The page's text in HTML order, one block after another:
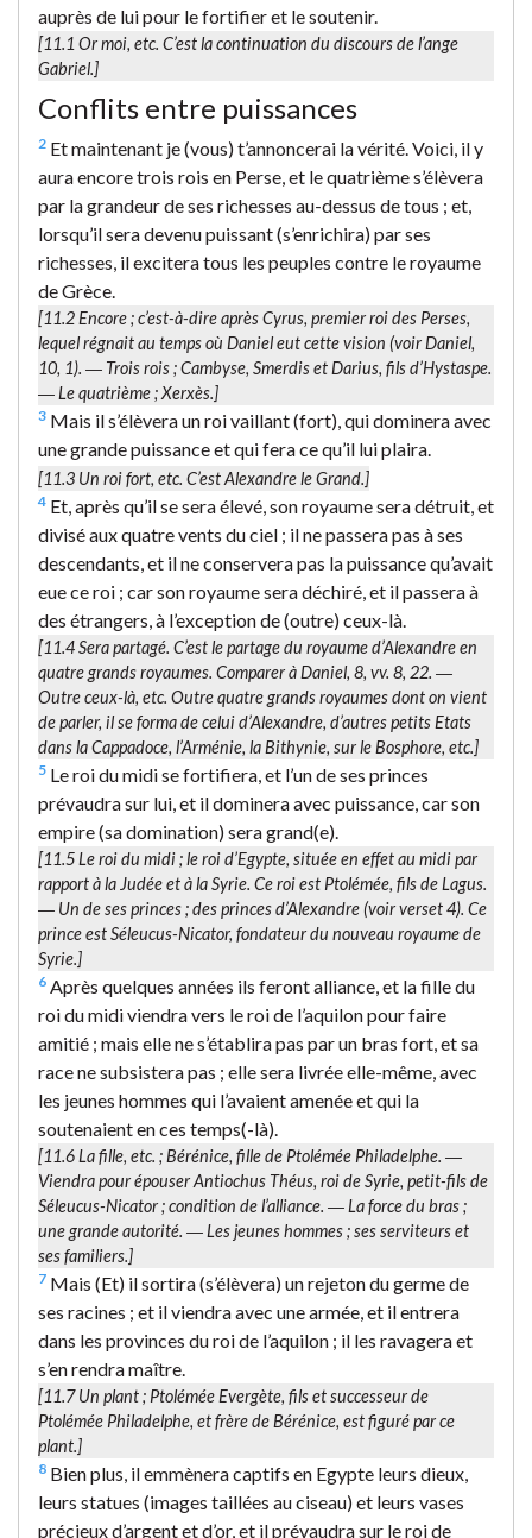
auprès de lui pour le fortifier et le soutenir.
[11.1 Or moi, etc. C’est la continuation du discours de l’ange
Gabriel.]
Conflits entre puissances
2 Et maintenant je (vous) t’annoncerai la vérité. Voici, il y
aura encore trois rois en Perse, et le quatrième s’élèvera
par la grandeur de ses richesses au-dessus de tous ; et,
lorsqu’il sera devenu puissant (s’enrichira) par ses
richesses, il excitera tous les peuples contre le royaume
de Grèce.
[11.2Encore; c’est-à-dire après Cyrus, premier roi des Perses,
lequel régnait au temps où Daniel eut cette vision (voir Daniel,
10, 1). ― Trois rois; Cambyse, Smerdis et Darius, fils d’Hystaspe.
―Le quatrième; Xerxès.]
3 Mais il s’élèvera un roi vaillant (fort), qui dominera avec
une grande puissance et qui fera ce qu’il lui plaira.
[11.3 Un roi fort, etc. C’est Alexandre le Grand.]
4 Et, après qu’il se sera élevé, son royaume sera détruit, et
divisé aux quatre vents du ciel ; il ne passera pas à ses
descendants, et il ne conservera pas la puissance qu’avait
eue ce roi ; car son royaume sera déchiré, et il passera à
des étrangers, à l’exception de (outre) ceux-là.
[11.4Sera partagé. C’est le partage du royaume d’Alexandre en
quatre grands royaumes. Comparer à Daniel, 8, vv. 8, 22. ―
Outre ceux-là, etc. Outre quatre grands royaumes dont on vient
de parler, il se forma de celui d’Alexandre, d’autres petits Etats
dans la Cappadoce, l’Arménie, la Bithynie, sur le Bosphore, etc.]
5 Le roi du midi se fortifiera, et l’un de ses princes
prévaudra sur lui, et il dominera avec puissance, car son
empire (sa domination) sera grand(e).
[11.5Le roi du midi; le roi d’Egypte, située en effet au midi par
rapport à la Judée et à la Syrie. Ce roi est Ptolémée, fils de Lagus.
― Un de ses princes; des princes d’Alexandre (voir verset 4). Ce
prince est Séleucus-Nicator, fondateur du nouveau royaume de
Syrie.]
6 Après quelques années ils feront alliance, et la fille du
roi du midi viendra vers le roi de l’aquilon pour faire
amitié ; mais elle ne s’établira pas par un bras fort, et sa
race ne subsistera pas ; elle sera livrée elle-même, avec
les jeunes hommes qui l’avaient amenée et qui la
soutenaient en ces temps(-là).
[11.6La fille, etc. ; Bérénice, fille de Ptolémée Philadelphe. ―
Viendrapour épouser Antiochus Théus, roi de Syrie, petit-fils de
Séleucus-Nicator ; condition de l’alliance. ―La force du bras;
une grande autorité. ―Les jeunes hommes; ses serviteurs et
ses familiers.]
7 Mais (Et) il sortira (s’élèvera) un rejeton du germe de
ses racines ; et il viendra avec une armée, et il entrera
dans les provinces du roi de l’aquilon ; il les ravagera et
s’en rendra maître.
[11.7Un plant; Ptolémée Evergète, fils et successeur de
Ptolémée Philadelphe, et frère de Bérénice, est figuré par ce
plant.]
8 Bien plus, il emmènera captifs en Egypte leurs dieux,
leurs statues (images taillées au ciseau) et leurs vases
précieux d’argent et d’or, et il prévaudra sur le roi de